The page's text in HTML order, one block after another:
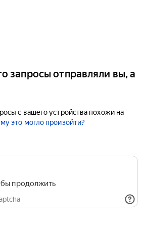
запросы отправляли вы, а
с вашего устройства похожи на
это могло произойти?
продолжить